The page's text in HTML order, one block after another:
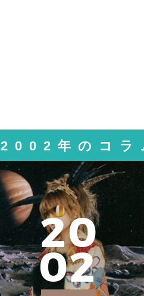
2002年のコラ
20
02